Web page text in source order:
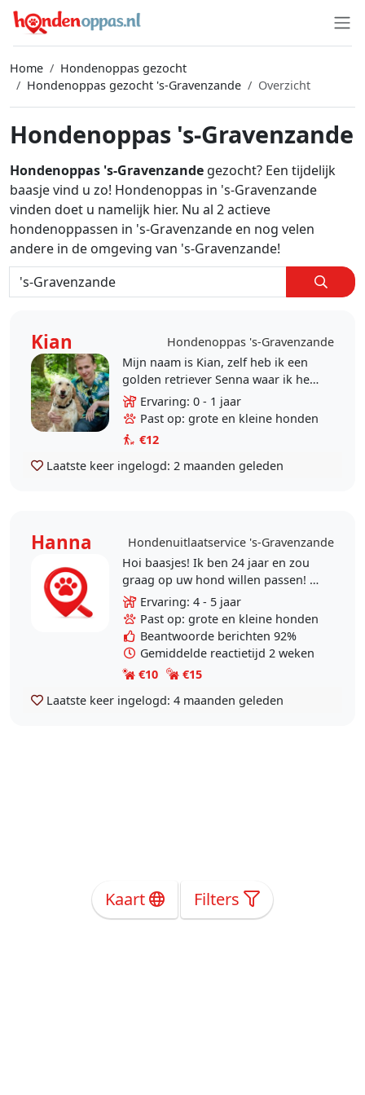
Home
Hondenoppas gezocht
Hondenoppas gezocht 's-Gravenzande
Overzicht
Hondenoppas 's-Gravenzande
Hondenoppas 's-Gravenzande gezocht? Een tijdelijk
baasje vind u zo! Hondenoppas in 's-Gravenzande
vinden doet u namelijk hier. Nu al 2 actieve
hondenoppassen in 's-Gravenzande en nog velen
andere in de omgeving van 's-Gravenzande!
Kian
Hondenoppas 's-Gravenzande
Mijn naam is Kian, zelf heb ik een
golden retriever Senna waar ik heel
graag mee ga wandelen. Ik zou het
leuk vinden om als bijbaan voor
andere..
Ervaring: 0 - 1 jaar
Past op: grote en kleine honden
€12
Laatste keer ingelogd: 2 maanden geleden
Hanna
Hondenuitlaatservice 's-Gravenzande
Hoi baasjes! Ik ben 24 jaar en zou
graag op uw hond willen passen! Ik
heb al vaker voor korte en langere
tijd op een hond gepast. Ik ben
graag actief..
Ervaring: 4 - 5 jaar
Past op: grote en kleine honden
Beantwoorde berichten 92%
Gemiddelde reactietijd 2 weken
€10
€15
Laatste keer ingelogd: 4 maanden geleden
Kaart Filters